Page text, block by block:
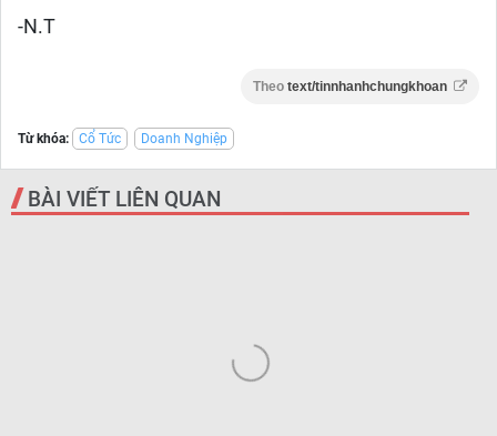
-N.T
Theo text/tinnhanhchungkhoan
Từ khóa: Cổ Tức Doanh Nghiệp
BÀI VIẾT LIÊN QUAN